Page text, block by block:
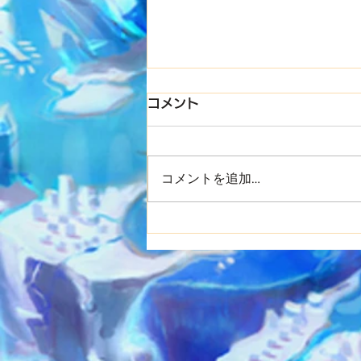
8/31(月) ぎん主催プチイベ
ント
コメント
コメントを追加…